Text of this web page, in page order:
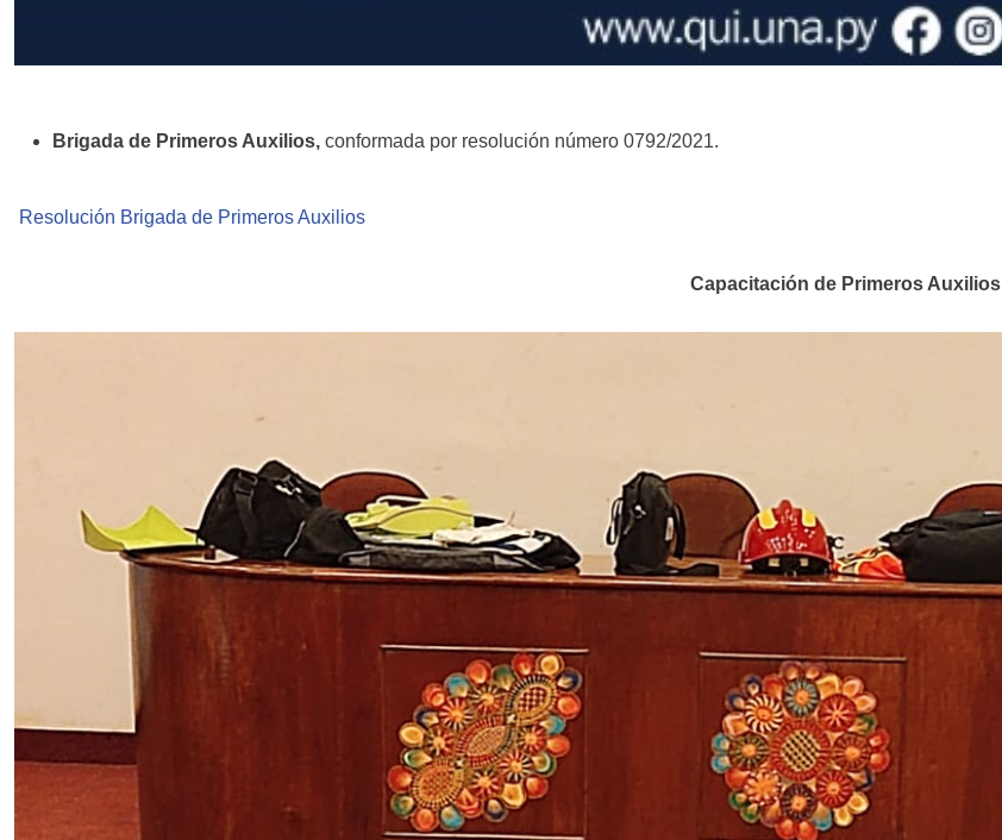
Brigada de Primeros Auxilios, conformada por resolución número 0792/2021.
Resolución Brigada de Primeros Auxilios
Capacitación de Primeros Auxilios